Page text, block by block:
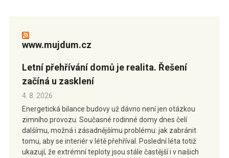
www.mujdum.cz
Letní přehřívání domů je realita. Řešení
začíná u zasklení
4. 8. 2026
Energetická bilance budovy už dávno není jen otázkou
zimního provozu. Současné rodinné domy dnes čelí
dalšímu, možná i zásadnějšímu problému: jak zabránit
tomu, aby se interiér v létě přehříval. Poslední léta totiž
ukazují, že extrémní teploty jsou stále častější i v našich